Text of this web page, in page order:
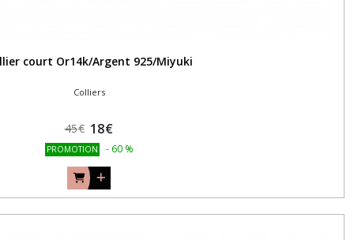
court Or14k/Argent 925/Miyuki
Colliers
45€ 18€
PROMOTION - 60 %